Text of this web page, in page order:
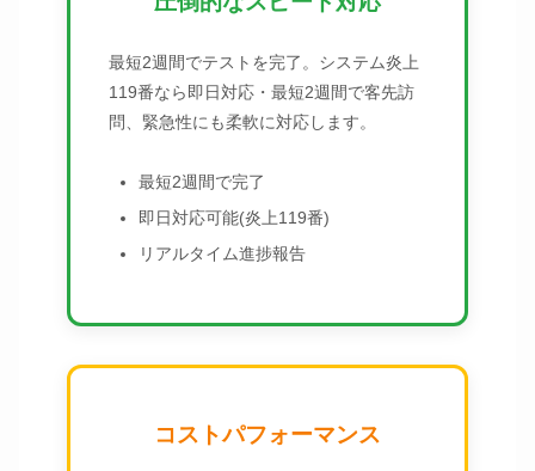
最短2週間でテストを完了。システム炎上
119番なら即日対応・最短2週間で客先訪
問、緊急性にも柔軟に対応します。
最短2週間で完了
即日対応可能(炎上119番)
リアルタイム進捗報告
コストパフォーマンス